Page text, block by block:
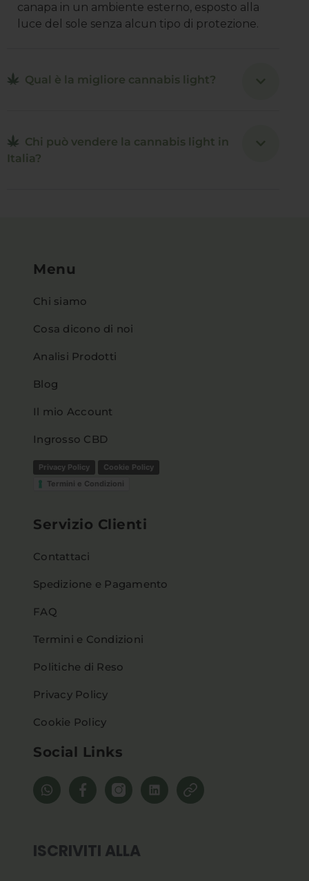
canapa in un ambiente esterno, esposto alla
luce del sole senza alcun tipo di protezione.
Qual è la migliore cannabis light?
Chi può vendere la cannabis light in
Italia?
Menu
Chi siamo
Cosa dicono di noi
Analisi Prodotti
Blog
Il mio Account
Ingrosso CBD
Privacy Policy
Cookie Policy
Termini e Condizioni
Servizio Clienti
Contattaci
Spedizione e Pagamento
FAQ
Termini e Condizioni
Politiche di Reso
Privacy Policy
Cookie Policy
Social Links
ISCRIVITI ALLA